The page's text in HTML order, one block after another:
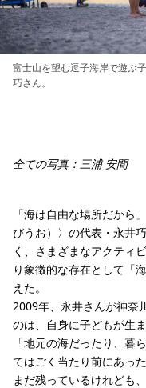
富士山を望む逗子海岸で遊ぶ
巧さん。
全ての写真：三浦 安間
「海は自由な場所だから
びうお）〉の代表・永井
く、さまざまなアクティ
り象徴的な存在として「
えた。
2009年、永井さんが神奈
のは、自身に子どもが生
「地元の海だったり、暮
てはごく当たり前にあっ
まだ残っているけれども